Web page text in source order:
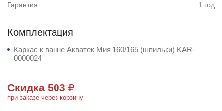
Гарантия 1 год
Комплектация
Каркас к ванне Акватек Мия 160/165 (шпильки) KAR-
0000024
Скидка 503
при заказе через корзину